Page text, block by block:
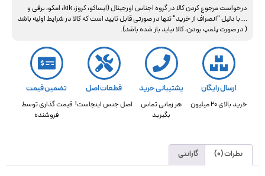
درخواست مرجوع کردن کالا در گروه اجناس اورجینال (ایساکو، کروز، kik، امکو، برقی و
....با دلیل "انصراف از خرید" تنها در صورتی قابل تایید است که کالا در شرایط اولیه باشد
( در صورت پلمپ بودن، کالا نباید باز شده باشد).
ارسال رایگان
خرید بالای 20 میلیون
پشتیبانی خرید
هر زمانی تماس
بگیرید
قطعات اصل
اصل جنس اینجاست!
تضمین قیمت
قیمت گذاری توسط
فروشنده
نظرات (0) گارانتی